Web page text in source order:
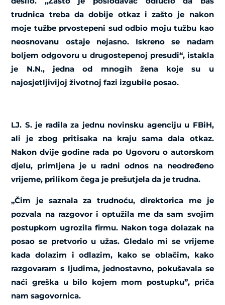
trudnica treba da dobije otkaz i zašto je nakon
moje tužbe prvostepeni sud odbio moju tužbu kao
neosnovanu ostaje nejasno. Iskreno se nadam
boljem odgovoru u drugostepenoj presudi“, istakla
je N.N., jedna od mnogih žena koje su u
najosjetljivijoj životnoj fazi izgubile posao.
LJ. S. je radila za jednu novinsku agenciju u FBiH,
ali je zbog pritisaka na kraju sama dala otkaz.
Nakon dvije godine rada po Ugovoru o autorskom
djelu, primljena je u radni odnos na neodređeno
vrijeme, prilikom čega je prešutjela da je trudna.
„Čim je saznala za trudnoću, direktorica me je
pozvala na razgovor i optužila me da sam svojim
postupkom ugrozila firmu. Nakon toga dolazak na
posao se pretvorio u užas. Gledalo mi se vrijeme
kada dolazim i odlazim, kako se oblačim, kako
razgovaram s ljudima, jednostavno, pokušavala se
naći greška u bilo kojem mom postupku”, priča
nam sagovornica.